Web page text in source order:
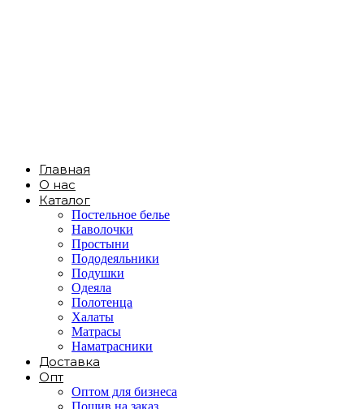
Главная
О нас
Каталог
Постельное белье
Наволочки
Простыни
Пододеяльники
Подушки
Одеяла
Полотенца
Халаты
Матрасы
Наматрасники
Доставка
Опт
Оптом для бизнеса
Пошив на заказ